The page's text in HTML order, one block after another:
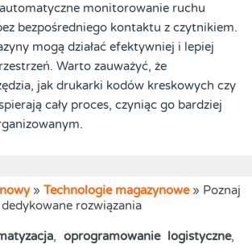
monitorowanie ruchu
bezpośredniego kontaktu z czytnikiem.
mogą działać efektywniej i lepiej
Warto zauważyć, że
jak drukarki kodów kreskowych czy
cały proces, czyniąc go bardziej
» Technologie magazynowe» Poznaj
dedykowane rozwiązania
, oprogramowanie logistyczne,